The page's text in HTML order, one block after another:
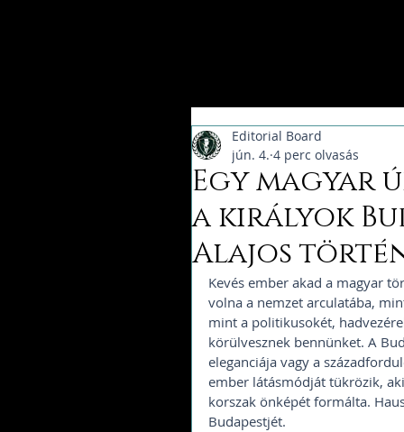
Egy magyar
a királyok
Alajos
Editorial Board
jún. 4. 4 perc olvasás
Kevés ember akad a magyar
volna a nemzet arculatába,
mint a politikusokét,
körülvesznek bennünket. A
eleganciája vagy a
ember látásmódját tükrözik,
korszak önképét formálta.
Budapestjét.